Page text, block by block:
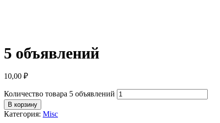
5 объявлений
10,00 ₽
Количество товара 5 объявлений
В корзину
Категория: Misc